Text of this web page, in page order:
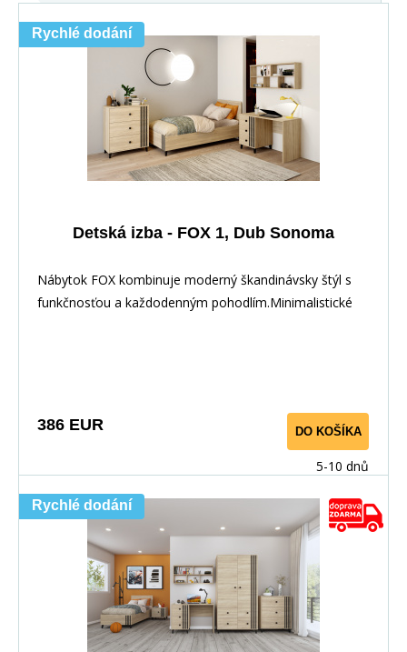
Rychlé dodání
Detská izba - FOX 1, Dub Sonoma
Nábytok FOX kombinuje moderný škandinávsky štýl s
funkčnosťou a každodenným pohodlím.Minimalistické
386 EUR DO KOŠÍKA
5-10 dnů
Rychlé dodání